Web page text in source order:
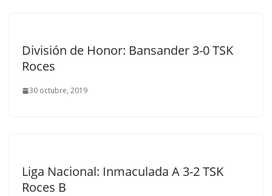
División de Honor: Bansander 3-0 TSK
Roces
30 octubre, 2019
Liga Nacional: Inmaculada A 3-2 TSK
Roces B